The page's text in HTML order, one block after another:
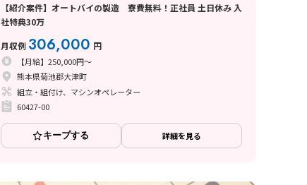
【紹介案件】オートバイの製造 寮費無料！正社員 土日休み 入
社特典30万
月収例 306,000 円
【月給】250,000円～
熊本県菊池郡大津町
組立・組付け、マシンオペレーター
60427-00
キープする 詳細を見る